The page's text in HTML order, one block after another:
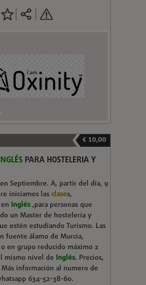
€ 10,00
PARA HOSTELERIA Y
Septiembre. A, partir del día, 9
iniciamos lasclases,
Inglés,para personas que
un Master de hostelería y
estén estudiando Turismo. Las
fuente álamo de Murcia,
en grupo reducido máximo 2
mismo nivel de Inglés. Precios,
información al numero de
634-52-38-60.